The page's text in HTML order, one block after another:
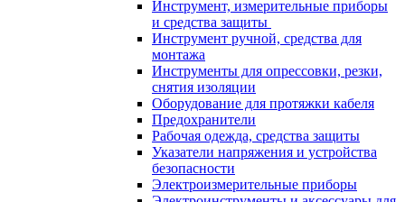
Инструмент, измерительные приборы
и средства защиты
Инструмент ручной, средства для
монтажа
Инструменты для опрессовки, резки,
снятия изоляции
Оборудование для протяжки кабеля
Предохранители
Рабочая одежда, средства защиты
Указатели напряжения и устройства
безопасности
Электроизмерительные приборы